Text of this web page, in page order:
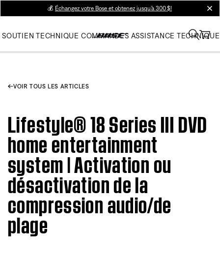
💰 Échangez votre Bose et obtenez jusqu’à 300 $!
SOUTIEN TECHNIQUE COMMANDES ASSISTANCE TECHNIQUE
VOIR TOUS LES ARTICLES
Lifestyle® 18 Series III DVD
home entertainment
system | Activation ou
désactivation de la
compression audio/de
plage